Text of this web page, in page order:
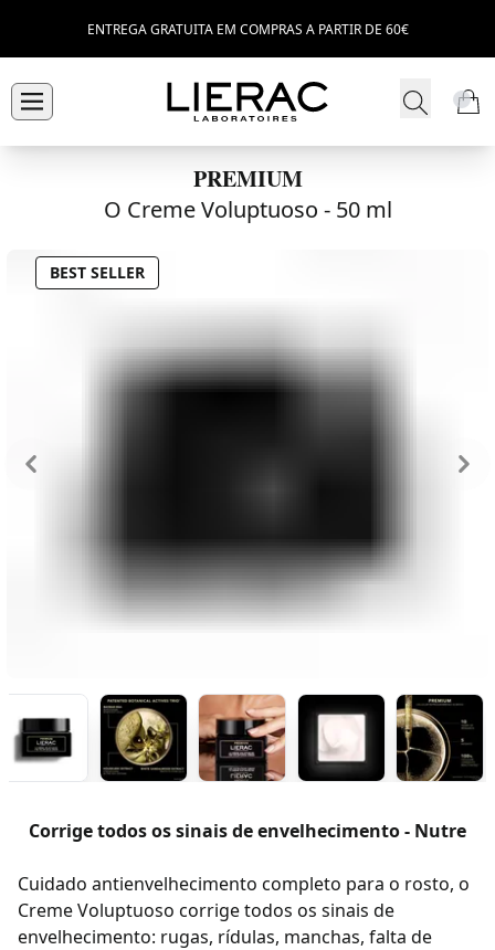
ENTREGA GRATUITA EM COMPRAS A PARTIR DE 60€
PREMIUM
O Creme Voluptuoso - 50 ml
BEST SELLER
Corrige todos os sinais de envelhecimento - Nutre
Cuidado antienvelhecimento completo para o rosto, o
Creme Voluptuoso corrige todos os sinais de
envelhecimento: rugas, rídulas, manchas, falta de